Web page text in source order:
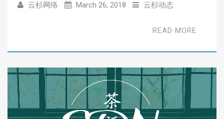
云杉网络 March 26, 2018 云杉动态
READ MORE